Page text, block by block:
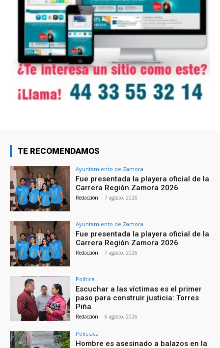
TE RECOMENDAMOS
Ayuntamiento de Zamora
Fue presentada la playera oficial de la
Carrera Región Zamora 2026
Redacción - 7 agosto, 2026
Ayuntamiento de Zamora
Fue presentada la playera oficial de la
Carrera Región Zamora 2026
Redacción - 7 agosto, 2026
Política
Escuchar a las víctimas es el primer
paso para construir justicia: Torres
Piña
Redacción - 6 agosto, 2026
Policiaca
Hombre es asesinado a balazos en la